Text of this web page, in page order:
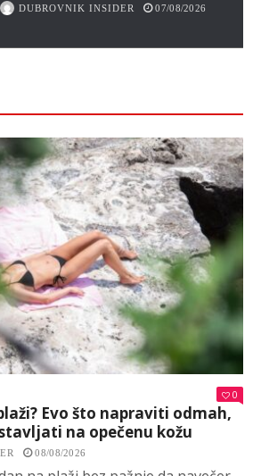
DUBROVNIK INSIDER 07/08/2026
0
Evo što napraviti odmah,
na opečenu kožu
08/08/2026